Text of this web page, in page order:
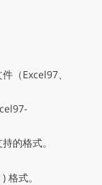
（Excel97、
的格式。
) 格式。